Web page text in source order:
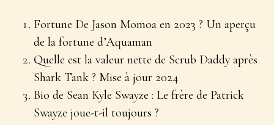
Fortune De Jason Momoa en 2023 ? Un aperçu
de la fortune d’Aquaman
Quelle est la valeur nette de Scrub Daddy après
Shark Tank ? Mise à jour 2024
Bio de Sean Kyle Swayze : Le frère de Patrick
Swayze joue-t-il toujours ?